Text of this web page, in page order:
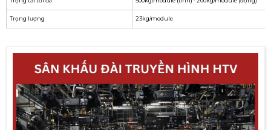
Trọng lượng 23kg/module